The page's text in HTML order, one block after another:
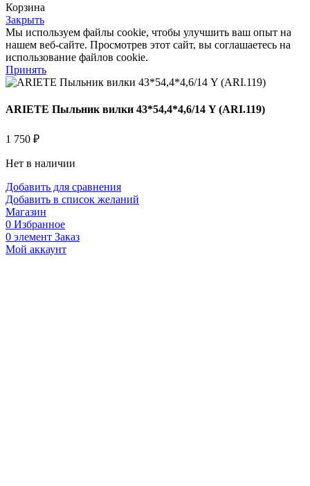
Корзина
Закрыть
Мы используем файлы cookie, чтобы улучшить ваш опыт на
нашем веб-сайте. Просмотрев этот сайт, вы соглашаетесь на
использование файлов cookie.
Принять
ARIETE Пыльник вилки 43*54,4*4,6/14 Y (ARI.119)
1 750 ₽
Нет в наличии
Добавить для сравнения
Добавить в список желаний
Магазин
0 Избранное
0 элемент Заказ
Мой аккаунт